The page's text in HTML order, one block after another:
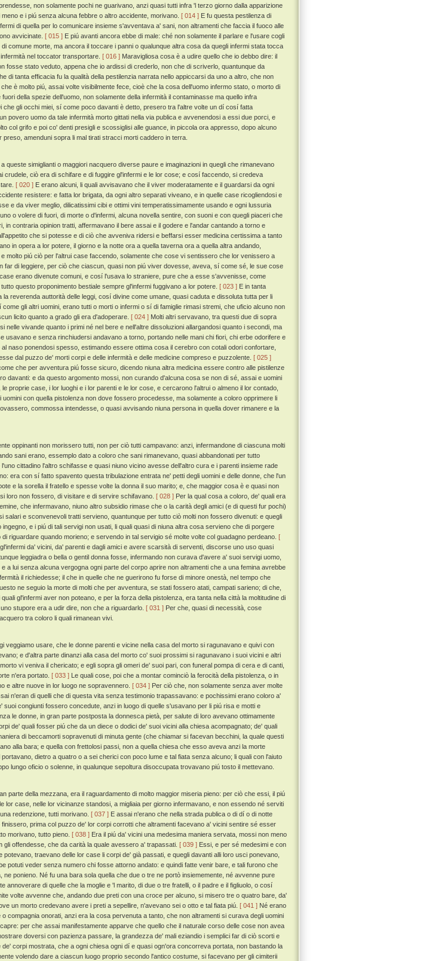
non solamente pochi ne guarivano, anzi quasi tutti infra 'l terzo giorno dalla apparizione
e i piú senza alcuna febbre o altro accidente, morivano. [ 014 ] E fu questa pestilenza di
di quella per lo comunicare insieme s'avventava a' sani, non altramenti che faccia il fuoco alle
avvicinate. [ 015 ] E piú avanti ancora ebbe di male: ché non solamente il parlare e l'usare cogli
comune morte, ma ancora il toccare i panni o qualunque altra cosa da quegli infermi stata tocca
nel toccator transportare. [ 016 ] Maravigliosa cosa è a udire quello che io debbo dire: il
fosse stato veduto, appena che io ardissi di crederlo, non che di scriverlo, quantunque da
di tanta efficacia fu la qualità della pestilenzia narrata nello appiccarsi da uno a altro, che non
è molto piú, assai volte visibilmente fece, cioè che la cosa dell'uomo infermo stato, o morto di
della spezie dell'uomo, non solamente della infermità il contaminasse ma quello infra
che gli occhi miei, sí come poco davanti è detto, presero tra l'altre volte un dí cosí fatta
povero uomo da tale infermità morto gittati nella via publica e avvenendosi a essi due porci, e
col grifo e poi co' denti presigli e scossiglisi alle guance, in piccola ora appresso, dopo alcuno
amenduni sopra li mal tirati stracci morti caddero in terra.
queste simiglianti o maggiori nacquero diverse paure e imaginazioni in quegli che rimanevano
crudele, ciò era di schifare e di fuggire gl'infermi e le lor cose; e cosí faccendo, si credeva
[ 020 ] E erano alcuni, li quali avvisavano che il viver moderatamente e il guardarsi da ogni
resistere: e fatta lor brigata, da ogni altro separati viveano, e in quelle case ricogliendosi e
e da viver meglio, dilicatissimi cibi e ottimi vini temperatissimamente usando e ogni lussuria
o volere di fuori, di morte o d'infermi, alcuna novella sentire, con suoni e con quegli piaceri che
in contraria opinion tratti, affermavano il bere assai e il godere e l'andar cantando a torno e
che si potesse e di ciò che avveniva ridersi e beffarsi esser medicina certissima a tanto
in opera a lor potere, il giorno e la notte ora a quella taverna ora a quella altra andando,
molto piú ciò per l'altrui case faccendo, solamente che cose vi sentissero che lor venissero a
far di leggiere, per ciò che ciascun, quasi non piú viver dovesse, aveva, sí come sé, le sue cose
erano divenute comuni, e cosí l'usava lo straniere, pure che a esse s'avvenisse, come
questo proponimento bestiale sempre gl'infermi fuggivano a lor potere. [ 023 ] E in tanta
la reverenda auttorità delle leggi, cosí divine come umane, quasi caduta e dissoluta tutta per li
gli altri uomini, erano tutti o morti o infermi o sí di famiglie rimasi stremi, che uficio alcuno non
licito quanto a grado gli era d'adoperare. [ 024 ] Molti altri servavano, tra questi due di sopra
nelle vivande quanto i primi né nel bere e nell'altre dissoluzioni allargandosi quanto i secondi, ma
usavano e senza rinchiudersi andavano a torno, portando nelle mani chi fiori, chi erbe odorifere e
naso ponendosi spesso, estimando essere ottima cosa il cerebro con cotali odori confortare,
dal puzzo de' morti corpi e delle infermità e delle medicine compreso e puzzolente. [ 025 ]
che per avventura piú fosse sicuro, dicendo niuna altra medicina essere contro alle pistilenze
davanti: e da questo argomento mossi, non curando d'alcuna cosa se non di sé, assai e uomini
proprie case, i lor luoghi e i lor parenti e le lor cose, e cercarono l'altrui o almeno il lor contado,
uomini con quella pistolenza non dove fossero procedesse, ma solamente a coloro opprimere li
commossa intendesse, o quasi avvisando niuna persona in quella dover rimanere e la
oppinanti non morissero tutti, non per ciò tutti campavano: anzi, infermandone di ciascuna molti
sani erano, essemplo dato a coloro che sani rimanevano, quasi abbandonati per tutto
cittadino l'altro schifasse e quasi niuno vicino avesse dell'altro cura e i parenti insieme rade
era con sí fatto spavento questa tribulazione entrata ne' petti degli uomini e delle donne, che l'un
e la sorella il fratello e spesse volte la donna il suo marito; e, che maggior cosa è e quasi non
loro non fossero, di visitare e di servire schifavano. [ 028 ] Per la qual cosa a coloro, de' quali era
che infermavano, niuno altro subsidio rimase che o la carità degli amici (e di questi fur pochi)
salari e sconvenevoli tratti servieno, quantunque per tutto ciò molti non fossero divenuti: e quegli
e i piú di tali servigi non usati, li quali quasi di niuna altra cosa servieno che di porgere
riguardare quando morieno; e servendo in tal servigio sé molte volte col guadagno perdeano. [
da' vicini, da' parenti e dagli amici e avere scarsità di serventi, discorse uno uso quasi
leggiadra o bella o gentil donna fosse, infermando non curava d'avere a' suoi servigi uomo,
a lui senza alcuna vergogna ogni parte del corpo aprire non altramenti che a una femina avrebbe
il richiedesse; il che in quelle che ne guerirono fu forse di minore onestà, nel tempo che
ne seguio la morte di molti che per avventura, se stati fossero atati, campati sarieno; di che,
gl'infermi aver non poteano, e per la forza della pistolenza, era tanta nella città la moltitudine di
stupore era a udir dire, non che a riguardarlo. [ 031 ] Per che, quasi di necessità, cose
tra coloro li quali rimanean vivi.
veggiamo usare, che le donne parenti e vicine nella casa del morto si ragunavano e quivi con
e d'altra parte dinanzi alla casa del morto co' suoi prossimi si ragunavano i suoi vicini e altri
vi veniva il chericato; e egli sopra gli omeri de' suoi pari, con funeral pompa di cera e di canti,
n'era portato. [ 033 ] Le quali cose, poi che a montar cominciò la ferocità della pistolenza, o in
e altre nuove in lor luogo ne sopravennero. [ 034 ] Per ciò che, non solamente senza aver molte
n'eran di quelli che di questa vita senza testimonio trapassavano: e pochissimi erano coloro a'
suoi congiunti fossero concedute, anzi in luogo di quelle s'usavano per li piú risa e motti e
le donne, in gran parte postposta la donnesca pietà, per salute di loro avevano ottimamente
de' quali fosser piú che da un diece o dodici de' suoi vicini alla chiesa acompagnato; de' quali
di beccamorti sopravenuti di minuta gente (che chiamar si facevan becchini, la quale questi
alla bara; e quella con frettolosi passi, non a quella chiesa che esso aveva anzi la morte
dietro a quatro o a sei cherici con poco lume e tal fiata senza alcuno; li quali con l'aiuto
lungo oficio o solenne, in qualunque sepoltura disoccupata trovavano piú tosto il mettevano.
parte della mezzana, era il raguardamento di molto maggior miseria pieno: per ciò che essi, il piú
lor case, nelle lor vicinanze standosi, a migliaia per giorno infermavano, e non essendo né serviti
redenzione, tutti morivano. [ 037 ] E assai n'erano che nella strada publica o di dí o di notte
prima col puzzo de' lor corpi corrotti che altramenti facevano a' vicini sentire sé esser
morivano, tutto pieno. [ 038 ] Era il piú da' vicini una medesima maniera servata, mossi non meno
gli offendesse, che da carità la quale avessero a' trapassati. [ 039 ] Essi, e per sé medesimi e con
potevano, traevano delle lor case li corpi de' già passati, e quegli davanti alli loro usci ponevano,
potuti veder senza numero chi fosse attorno andato: e quindi fatte venir bare, e tali furono che
ne ponieno. Né fu una bara sola quella che due o tre ne portò insiememente, né avvenne pure
annoverare di quelle che la moglie e 'l marito, di due o tre fratelli, o il padre e il figliuolo, o cosí
volte avvenne che, andando due preti con una croce per alcuno, si misero tre o quatro bare, da'
un morto credevano avere i preti a sepellire, n'avevano sei o otto e tal fiata piú. [ 041 ] Né erano
compagnia onorati, anzi era la cosa pervenuta a tanto, che non altramenti si curava degli uomini
per che assai manifestamente apparve che quello che il naturale corso delle cose non avea
doversi con pazienza passare, la grandezza de' mali eziandio i semplici far di ciò scorti e
de' corpi mostrata, che a ogni chiesa ogni dí e quasi ogn'ora concorreva portata, non bastando la
volendo dare a ciascun luogo proprio secondo l'antico costume, si facevano per gli cimiterii